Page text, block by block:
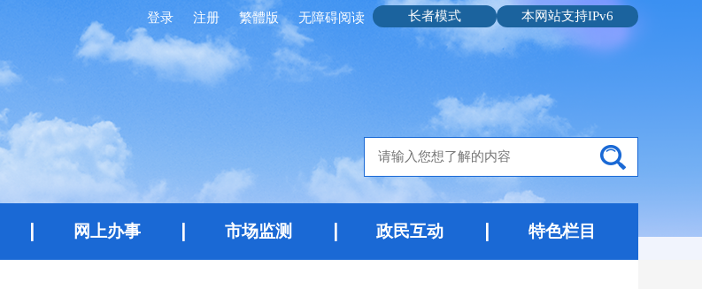
本网站支持IPv6
长者模式
登录 注册 繁體版 无障碍阅读
网上办事 市场监测 政民互动 特色栏目